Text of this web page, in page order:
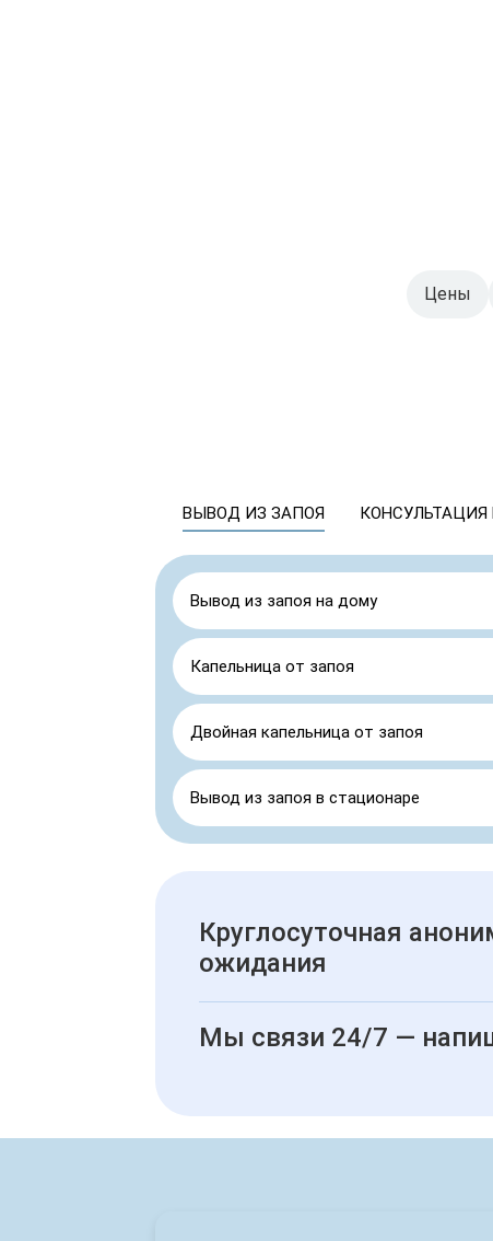
Цены
ВЫВОД ИЗ ЗАПОЯ КОНСУЛЬТАЦИЯ
Вывод из запоя на дому
Капельница от запоя
Двойная капельница от запоя
Вывод из запоя в стационаре
Круглосуточная
ожидания
Мы связи 24/7 —